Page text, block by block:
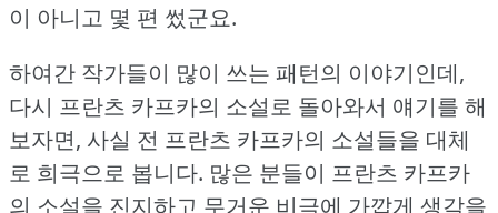
이 아니고 몇 편 썼군요.
하여간 작가들이 많이 쓰는 패턴의 이야기인데,
다시 프란츠 카프카의 소설로 돌아와서 얘기를 해
보자면, 사실 전 프란츠 카프카의 소설들을 대체
로 희극으로 봅니다. 많은 분들이 프란츠 카프카
의 소설을 진지하고 무거운 비극에 가깝게 생각을